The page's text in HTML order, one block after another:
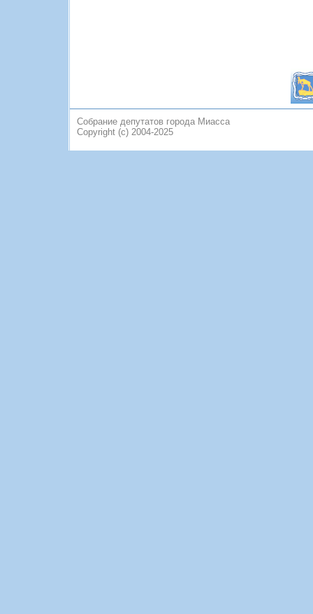
Собрание депутатов города Миасса
Copyright (c) 2004-2025